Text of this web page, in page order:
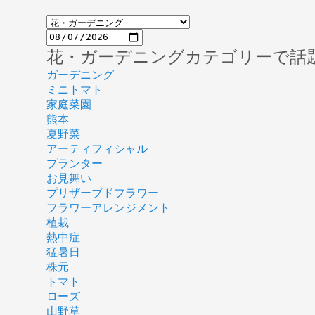
花・ガーデニングカテゴリーで話
ガーデニング
ミニトマト
家庭菜園
熊本
夏野菜
アーティフィシャル
プランター
お見舞い
プリザーブドフラワー
フラワーアレンジメント
植栽
熱中症
猛暑日
株元
トマト
ローズ
山野草